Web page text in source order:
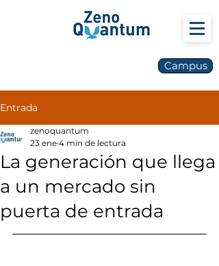
Campus
Entrada
La generación que llega
a un mercado sin
puerta de entrada
zenoquantum
23 ene 4 min de lectura